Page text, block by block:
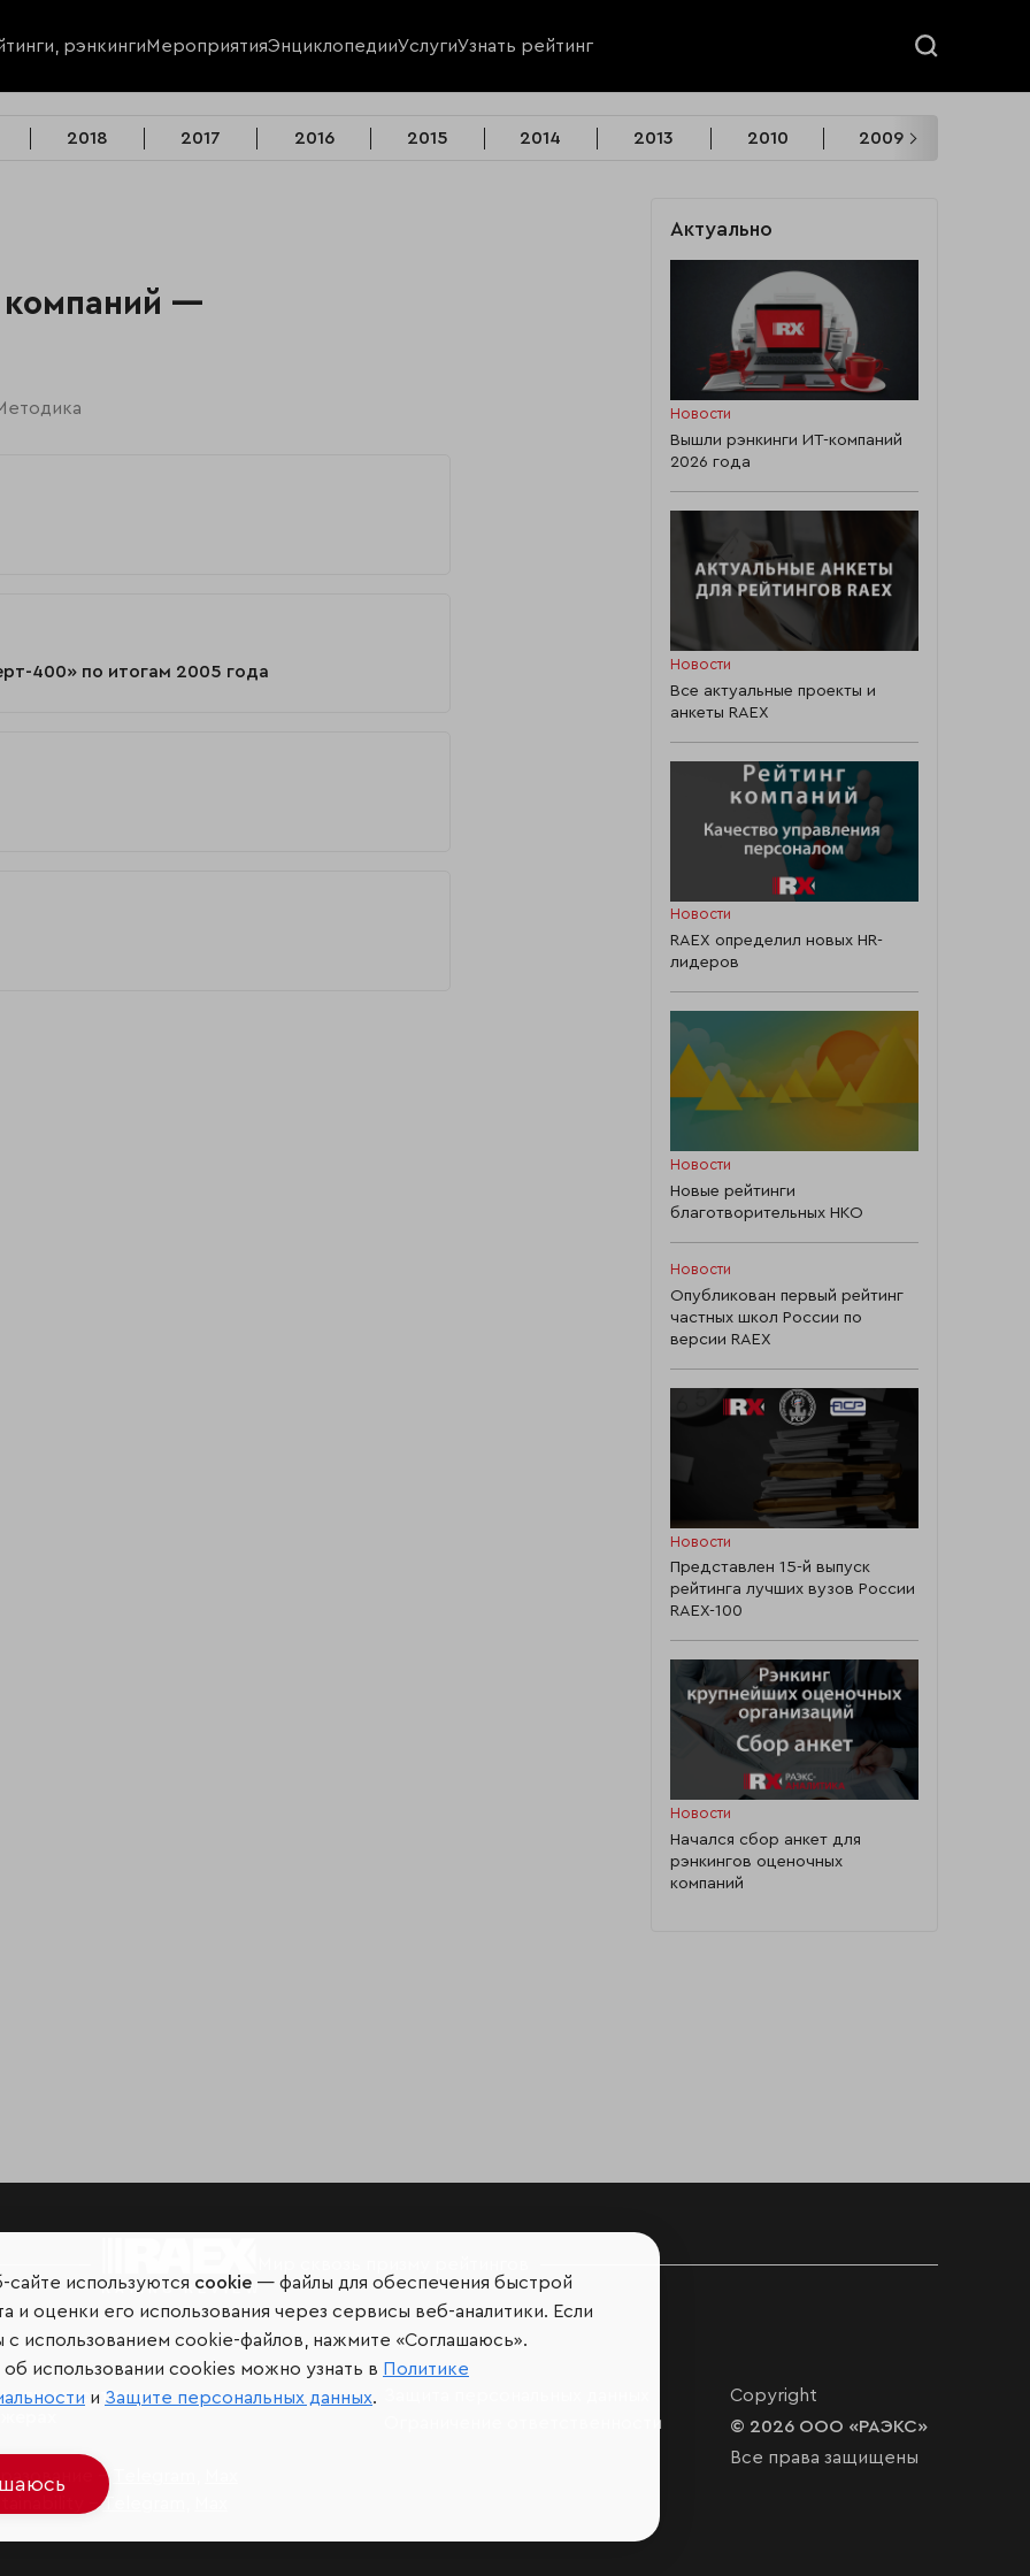
рэнкингиМероприятияЭнциклопедииУслугиУзнать рейтинг
2018 2017 2016 2015 2014 2013 2010 2009
компаний —
400» по итогам 2005 года
Актуально
Новости
Вышли рэнкинги ИТ-компаний
2026 года
Новости
Все актуальные проекты и
анкеты RAEX
Новости
RAEX определил новых HR-
лидеров
Новости
Новые рейтинги
благотворительных НКО
Новости
Опубликован первый рейтинг
частных школ России по
версии RAEX
Новости
Представлен 15-й выпуск
рейтинга лучших вузов России
RAEX-100
Новости
Начался сбор анкет для
рэнкингов оценочных
компаний
сетях и
–
–Telegram
Ограничение ответственности
Copyright
© 2026 ООО «РАЭКС»
Все права защищены
сайте используются cookie — файлы для обеспечения быстрой
и оценки его использования через сервисы веб-аналитики. Если
с использованием cookie-файлов, нажмите «Соглашаюсь».
использовании cookies можно узнать в Политике
и Защите персональных данных.